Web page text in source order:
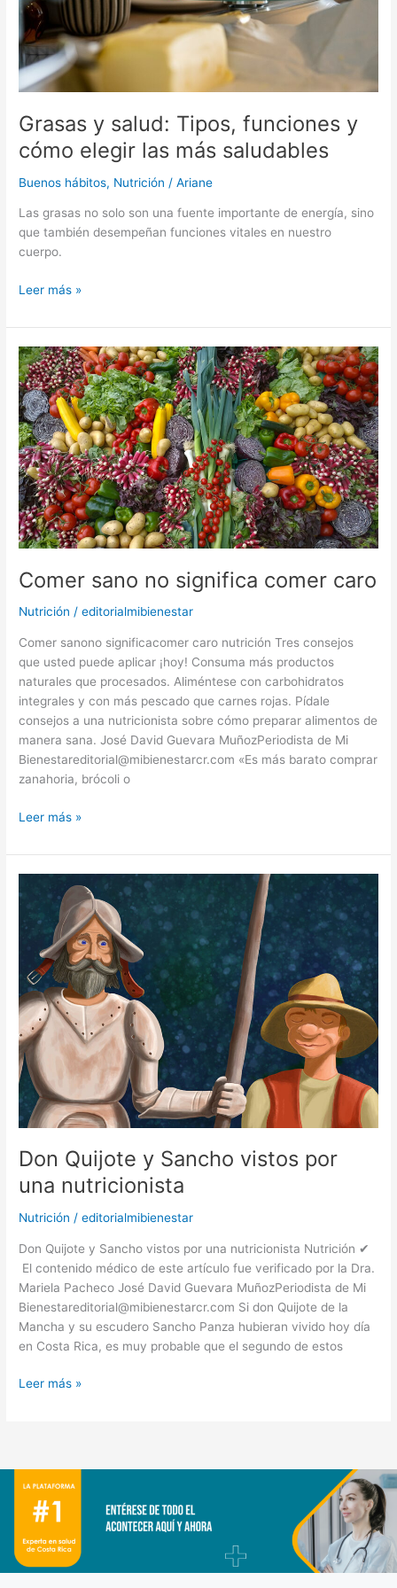
Grasas y salud: Tipos, funciones y
cómo elegir las más saludables
Buenos hábitos, Nutrición /Ariane
Las grasas no solo son una fuente importante de energía, sino
que también desempeñan funciones vitales en nuestro
cuerpo.
las
más
saludables
Leer más »
Comer sano no significa comer caro
Nutrición /editorialmibienestar
Comer sanono significacomer caro nutrición Tres consejos
que usted puede aplicar ¡hoy! Consuma más productos
naturales que procesados. Aliméntese con carbohidratos
integrales y con más pescado que carnes rojas. Pídale
consejos a una nutricionista sobre cómo preparar alimentos de
manera sana. José David Guevara MuñozPeriodista de Mi
Bienestareditorial@mibienestarcr.com «Es más barato comprar
zanahoria, brócoli o
Comer
sano
no
significa
comer
caro
Leer más »
Don Quijote y Sancho vistos por
una nutricionista
Nutrición /editorialmibienestar
Don Quijote y Sancho vistos por una nutricionista Nutrición ✔
El contenido médico de este artículo fue verificado por la Dra.
Mariela Pacheco José David Guevara MuñozPeriodista de Mi
Bienestareditorial@mibienestarcr.com Si don Quijote de la
Mancha y su escudero Sancho Panza hubieran vivido hoy día
en Costa Rica, es muy probable que el segundo de estos
Quijote
y
Sancho
vistos
por
una
nutricionista
Leer más »